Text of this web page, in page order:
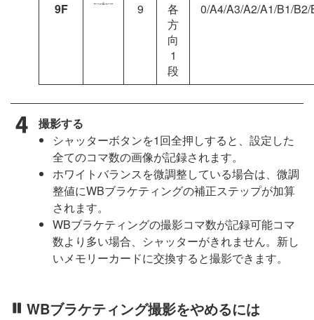
9F 9
各
方
向
1
段
0/A4/A3/A2/A1/B1/
撮影する
シャッターボタンを1回全押しすると、設定した
全てのコマ数の画像が記録されます。
ホワイトバランスを微調整している場合は、微調
整値にWBブラケティングの補正ステップが加算
されます。
WBブラケティングの撮影コマ数が記録可能コマ
数より多い場合、シャッターがきれません。新し
いメモリーカードに交換すると撮影できます。
WBブラケティング撮影をやめるには